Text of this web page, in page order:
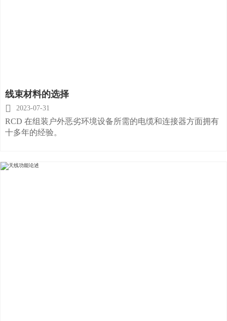
线束材料的选择
 2023-07-31
RCD 在组装户外恶劣环境设备所需的电缆和连接器方面拥有
十多年的经验。